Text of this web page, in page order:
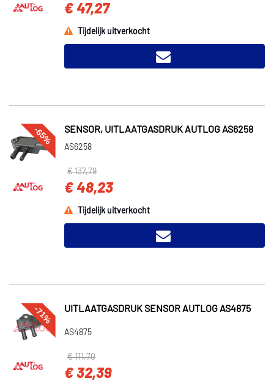
€ 47,27
Tijdelijk uitverkocht
-65% SENSOR, UITLAATGASDRUK AUTLOG AS6258
AS6258
€ 137,79
€ 48,23
Tijdelijk uitverkocht
-71% UITLAATGASDRUK SENSOR AUTLOG AS4875
AS4875
€ 111,70
€ 32,39